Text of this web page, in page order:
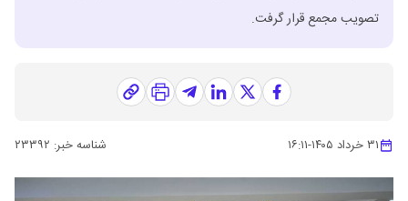
تصویب مجمع قرار گرفت.
۳۱ خرداد ۱۴۰۵ -۱۶:۱۱ شناسه خبر: ۲۳۳۹۲